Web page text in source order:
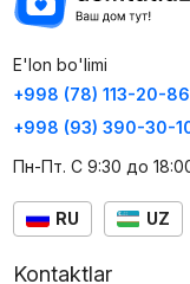
E'lon bo'limi
+998 (78) 113-20-86
+998 (93) 390-30-
Пн-Пт. С 9:30 до
RU UZ
Kontaktlar